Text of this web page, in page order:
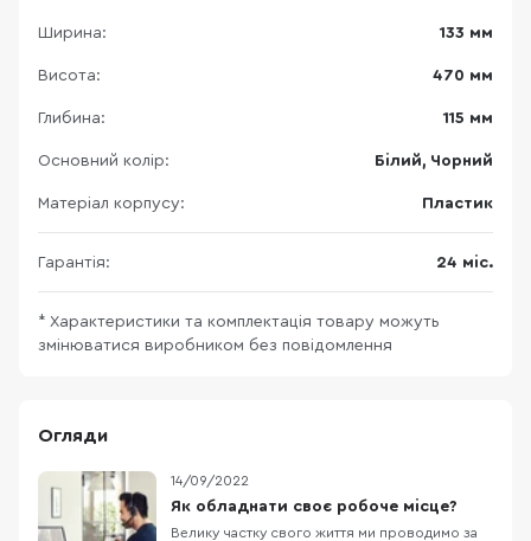
Ширина: 133 мм
Висота: 470 мм
Глибина: 115 мм
Основний колір: Білий, Чорний
Матеріал корпусу: Пластик
Гарантія: 24 міс.
* Характеристики та комплектація товару можуть
змінюватися виробником без повідомлення
Огляди
14/09/2022
Як обладнати своє робоче місце?
Велику частку свого життя ми проводимо за